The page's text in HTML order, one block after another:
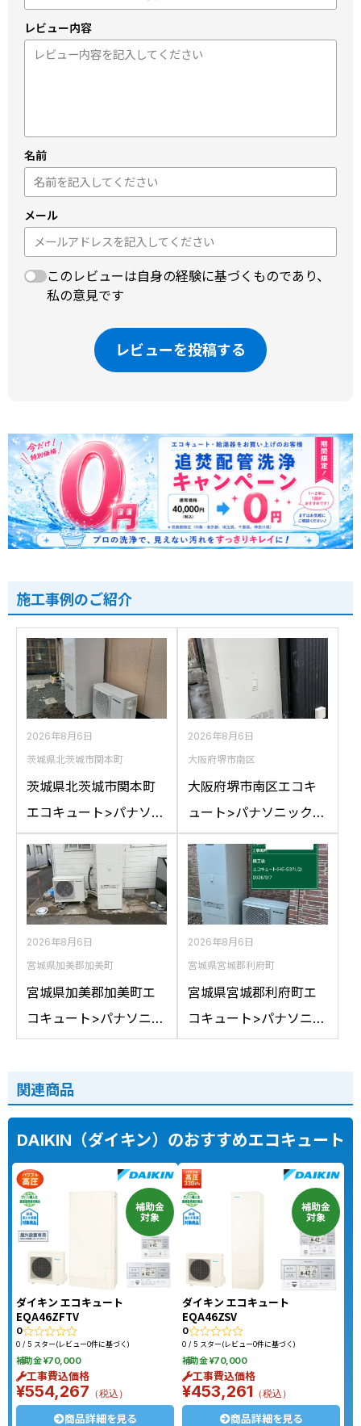
レビュー内容
名前
メール
このレビューは自身の経験に基づくものであり、
私の意見です
レビューを投稿する
施工事例のご紹介
2026年8月6日
茨城県北茨城市関本町
茨城県北茨城市関本町
エコキュート>パナソニ
ック交換工事施工事
例：コロナCTU-
37D1A10からパナソニ
ックHE-S37LQSへの交
換
2026年8月6日
大阪府堺市南区
大阪府堺市南区エコキ
ュート>パナソニック交
換工事施工事例：パナ
ソニックHE-
46D1QRAPSからパナ
ソニックHE-D46FQS
への交換
2026年8月6日
宮城県加美郡加美町
宮城県加美郡加美町エ
コキュート>パナソニッ
ク交換工事施工事例：
からパナソニックHE-
LS46LQSへの交換
2026年8月6日
宮城県宮城郡利府町
宮城県宮城郡利府町エ
コキュート>パナソニッ
ク交換工事施工事例：
クHE-S37LQSへの交換
関連商品
DAIKIN（ダイキン）のおすすめエコキュート
補助金
対象
ダイキン エコキュート
EQA46ZFTV
0
0 / 5 スター(レビュー0件に基づく)
補助金 ¥70,000
工事費込価格
¥554,267 （税込）
商品詳細を見る
補助金
対象
ダイキン エコキュート
EQA46ZSV
0
0 / 5 スター(レビュー0件に基づく)
補助金 ¥70,000
工事費込価格
¥453,261 （税込）
商品詳細を見る